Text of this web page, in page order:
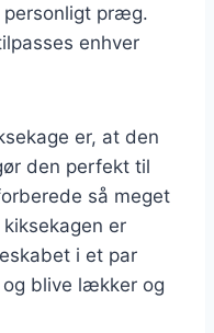
præg.
enhver
er, at den
den perfekt til
så meget
er
i et par
blive lækker og